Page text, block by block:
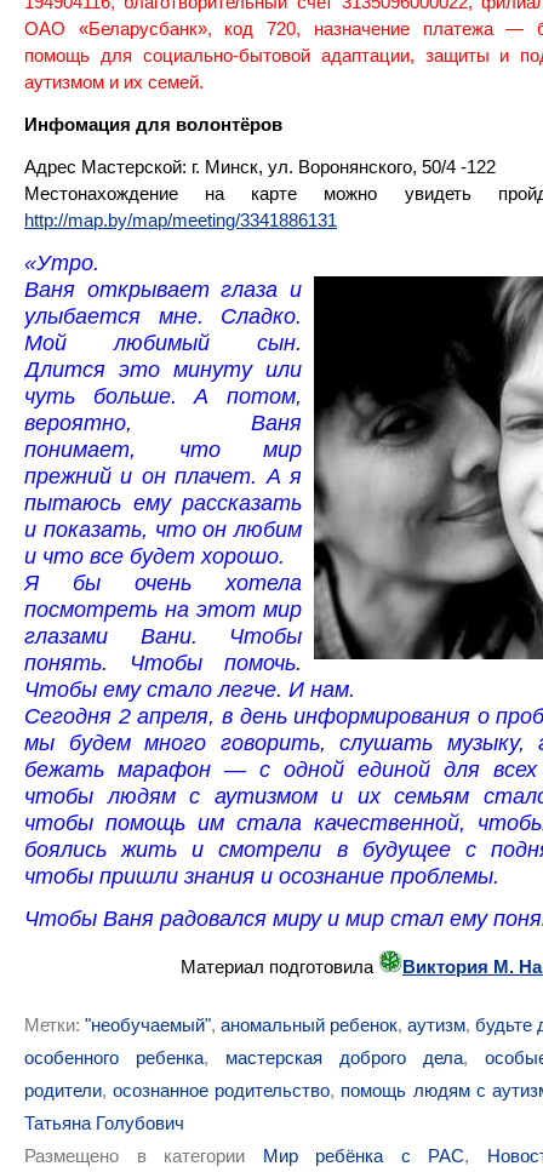
ОАО «Беларусбанк», код 720, назначение платежа —
помощь для социально-бытовой адаптации, защиты и
аутизмом и их семей.
Инфомация для волонтёров
Адрес Мастерской: г. Минск, ул. Воронянского, 50/4 -122
Местонахождение на карте можно увидеть
http://map.by/map/meeting/3341886131
«Утро.
Ваня открывает глаза и
улыбается мне. Сладко.
Мой любимый сын.
Длится это минуту или
чуть больше. А потом,
вероятно, Ваня
понимает, что мир
прежний и он плачет. А я
пытаюсь ему рассказать
и показать, что он любим
и что все будет хорошо.
Я бы очень хотела
посмотреть на этот мир
глазами Вани. Чтобы
понять. Чтобы помочь.
Чтобы ему стало легче. И нам.
Сегодня 2 апреля, в день информирования о
мы будем много говорить, слушать музыку,
бежать марафон — с одной единой для
чтобы людям с аутизмом и их семьям
чтобы помощь им стала качественной,
боялись жить и смотрели в будущее с
чтобы пришли знания и осознание проблемы.
Чтобы Ваня радовался миру и мир стал ему
Материал подготовила Виктория М.
Метки: "необучаемый", аномальный ребенок, аутизм, будьте
особенного ребенка, мастерская доброго дела,
родители,осознанное родительство, помощь людям с
Татьяна Голубович
Размещено в категории Мир ребёнка с РАС,